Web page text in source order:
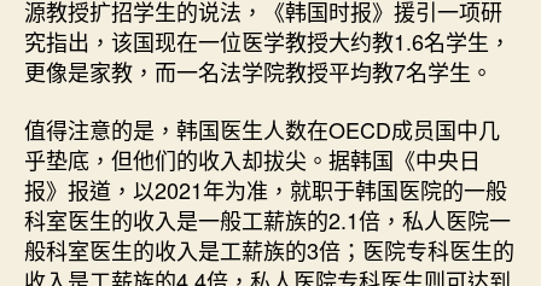
源教授扩招学生的说法，《韩国时报》援引一项研
究指出，该国现在一位医学教授大约教1.6名学生，
更像是家教，而一名法学院教授平均教7名学生。
值得注意的是，韩国医生人数在OECD成员国中几
乎垫底，但他们的收入却拔尖。据韩国《中央日
报》报道，以2021年为准，就职于韩国医院的一般
科室医生的收入是一般工薪族的2.1倍，私人医院一
般科室医生的收入是工薪族的3倍；医院专科医生的
收入是工薪族的4.4倍，私人医院专科医生则可达到